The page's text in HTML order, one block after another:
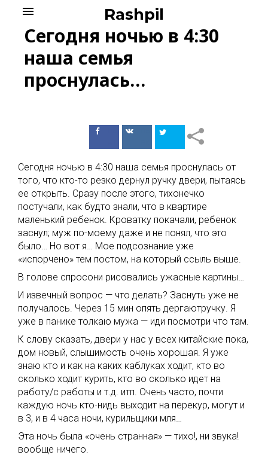
content
Rashpil
menu
Сегодня ночью в 4:30
наша семья
проснулась…
ПоделитьсяПоделиться
Сегодня ночью в 4:30 наша семья проснулась от
того, что кто-то резко дернул ручку двери, пытаясь
ее открыть. Сразу после этого, тихонечко
постучали, как будто знали, что в квартире
маленький ребенок. Кроватку покачали, ребенок
заснул; муж по-моему даже и не понял, что это
было… Но вот я… Мое подсознание уже
«испорчено» тем постом, на который ссыль выше.
В голове спросони рисовались ужасные картины…
И извечный вопрос — что делать? Заснуть уже не
получалось. Через 15 мин опять дергаютручку. Я
уже в панике толкаю мужа — иди посмотри что там.
К слову сказать, двери у нас у всех китайские пока,
дом новый, слышимость очень хорошая. Я уже
знаю кто и как на каких каблуках ходит, кто во
сколько ходит курить, кто во сколько идет на
работу/с работы и т.д. итп. Очень часто, почти
каждую ночь кто-нидь выходит на перекур, могут и
в 3, и в 4 часа ночи, курильщики мля…
Эта ночь была «очень странная» — тихо!, ни звука!
вообще ничего.